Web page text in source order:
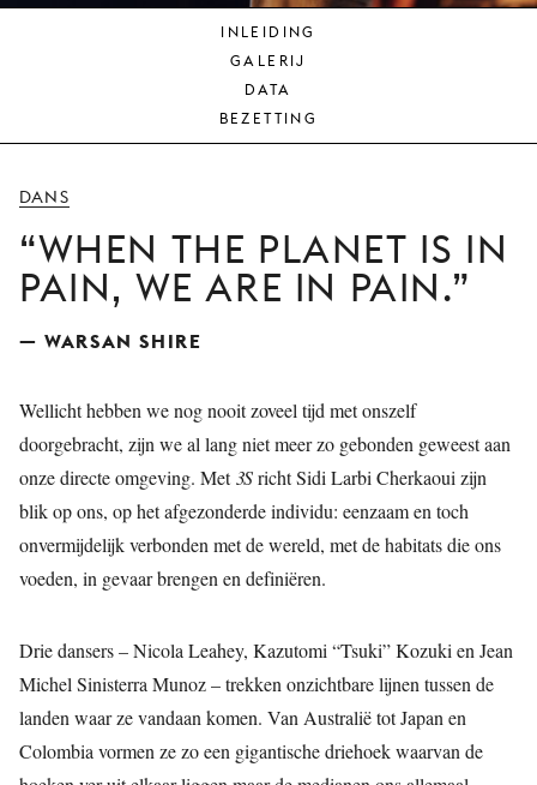
ONS
INLEIDING
GALERIJ
DATA
BEZETTING
DANS
WHEN THE PLANET IS IN
PAIN, WE ARE IN PAIN.
— WARSAN SHIRE
Wellicht hebben we nog nooit zoveel tijd met onszelf
doorgebracht, zijn we al lang niet meer zo gebonden geweest aan
onze directe omgeving. Met3Sricht Sidi Larbi Cherkaoui zijn
blik op ons, op het afgezonderde individu: eenzaam en toch
onvermijdelijk verbonden met de wereld, met de habitats die ons
voeden, in gevaar brengen en definiëren.
Drie dansers – Nicola Leahey, Kazutomi “Tsuki” Kozuki en Jean
Michel Sinisterra Munoz – trekken onzichtbare lijnen tussen de
landen waar ze vandaan komen. Van Australië tot Japan en
Colombia vormen ze zo een gigantische driehoek waarvan de